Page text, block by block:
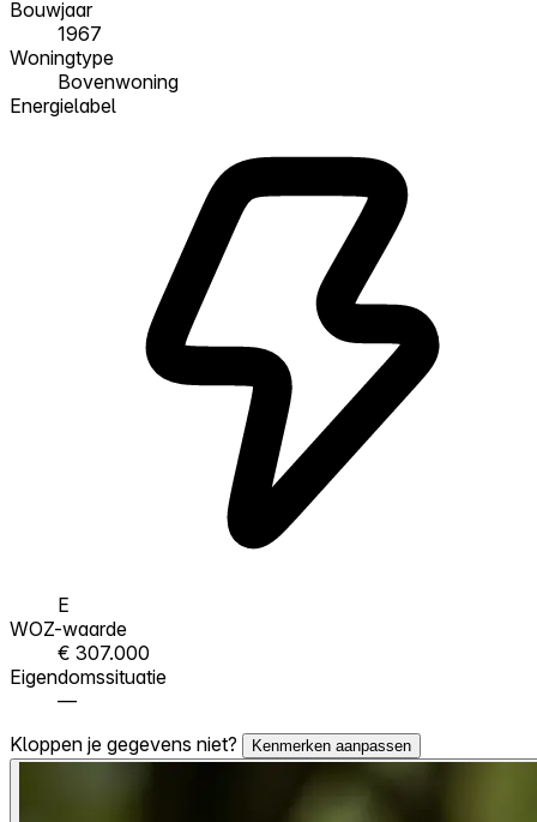
Bouwjaar
1967
Woningtype
Bovenwoning
Energielabel
E
WOZ-waarde
€ 307.000
Eigendomssituatie
—
Kloppen je gegevens niet?
Kenmerken aanpassen